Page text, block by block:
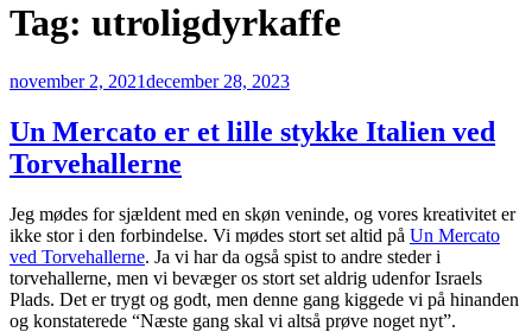
Tag: utroligdyrkaffe
Udgivet
november 2, 2021december 28, 2023
Un Mercato er et lille stykke Italien ved
Torvehallerne
Jeg mødes for sjældent med en skøn veninde, og vores kreativitet er
ikke stor i den forbindelse. Vi mødes stort set altid på Un Mercato
ved Torvehallerne. Ja vi har da også spist to andre steder i
torvehallerne, men vi bevæger os stort set aldrig udenfor Israels
Plads. Det er trygt og godt, men denne gang kiggede vi på hinanden
og konstaterede “Næste gang skal vi altså prøve noget nyt”.